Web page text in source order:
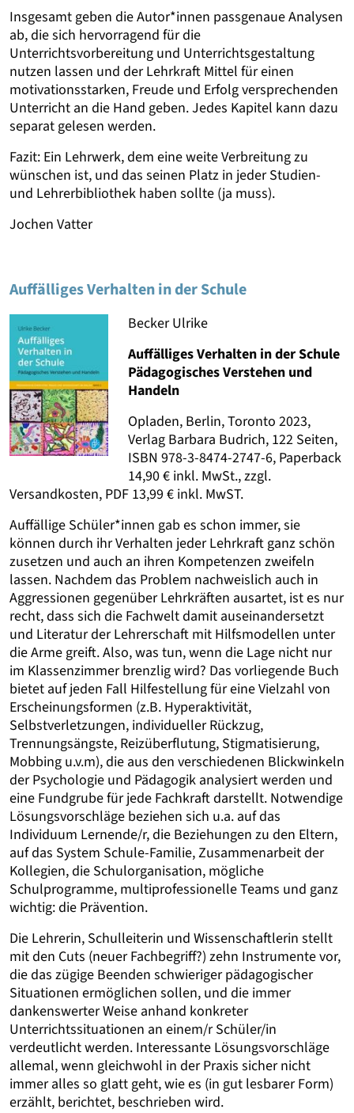
Insgesamt geben die Autor*innen passgenaue Analysen
ab, die sich hervorragend für die
Unterrichtsvorbereitung und Unterrichtsgestaltung
nutzen lassen und der Lehrkraft Mittel für einen
motivationsstarken, Freude und Erfolg versprechenden
Unterricht an die Hand geben. Jedes Kapitel kann dazu
separat gelesen werden.
Fazit: Ein Lehrwerk, dem eine weite Verbreitung zu
wünschen ist, und das seinen Platz in jeder Studien-
und Lehrerbibliothek haben sollte (ja muss).
Jochen Vatter
Auffälliges Verhalten in der Schule
Becker Ulrike
Auffälliges Verhalten in der Schule
Pädagogisches Verstehen und
Handeln
Opladen, Berlin, Toronto 2023,
Verlag Barbara Budrich, 122 Seiten,
ISBN 978-3-8474-2747-6, Paperback
14,90 € inkl. MwSt., zzgl.
Versandkosten, PDF 13,99 € inkl. MwST.
Auffällige Schüler*innen gab es schon immer, sie
können durch ihr Verhalten jeder Lehrkraft ganz schön
zusetzen und auch an ihren Kompetenzen zweifeln
lassen. Nachdem das Problem nachweislich auch in
Aggressionen gegenüber Lehrkräften ausartet, ist es nur
recht, dass sich die Fachwelt damit auseinandersetzt
und Literatur der Lehrerschaft mit Hilfsmodellen unter
die Arme greift. Also, was tun, wenn die Lage nicht nur
im Klassenzimmer brenzlig wird? Das vorliegende Buch
bietet auf jeden Fall Hilfestellung für eine Vielzahl von
Erscheinungsformen (z.B. Hyperaktivität,
Selbstverletzungen, individueller Rückzug,
Trennungsängste, Reizüberflutung, Stigmatisierung,
Mobbing u.v.m), die aus den verschiedenen Blickwinkeln
der Psychologie und Pädagogik analysiert werden und
eine Fundgrube für jede Fachkraft darstellt. Notwendige
Lösungsvorschläge beziehen sich u.a. auf das
Individuum Lernende/r, die Beziehungen zu den Eltern,
auf das System Schule-Familie, Zusammenarbeit der
Kollegien, die Schulorganisation, mögliche
Schulprogramme, multiprofessionelle Teams und ganz
wichtig: die Prävention.
Die Lehrerin, Schulleiterin und Wissenschaftlerin stellt
mit den Cuts (neuer Fachbegriff?) zehn Instrumente vor,
die das zügige Beenden schwieriger pädagogischer
Situationen ermöglichen sollen, und die immer
dankenswerter Weise anhand konkreter
Unterrichtssituationen an einem/r Schüler/in
verdeutlicht werden. Interessante Lösungsvorschläge
allemal, wenn gleichwohl in der Praxis sicher nicht
immer alles so glatt geht, wie es (in gut lesbarer Form)
erzählt, berichtet, beschrieben wird.